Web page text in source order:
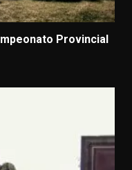
Provincial